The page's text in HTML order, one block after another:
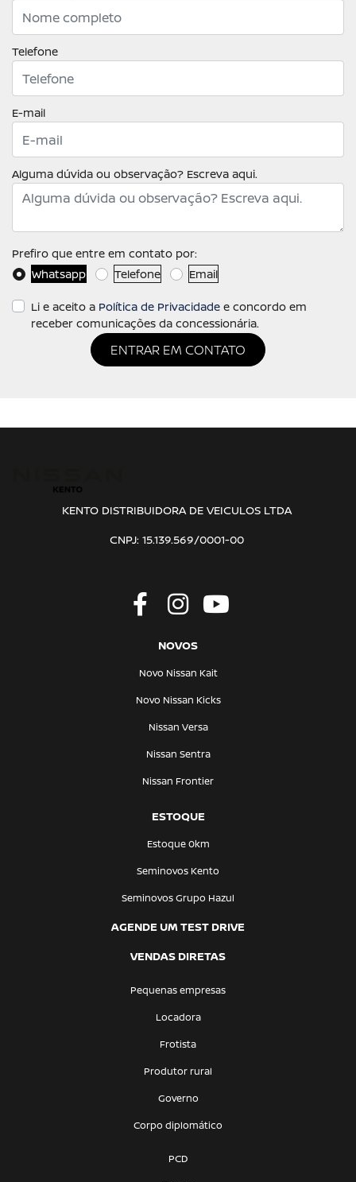
Telefone
E-mail
Alguma dúvida ou observação? Escreva aqui.
Prefiro que entre em contato por:
Whatsapp
Telefone Email
Li e aceito a Política de Privacidade e concordo em
receber comunicações da concessionária.
ENTRAR EM CONTATO
KENTO DISTRIBUIDORA DE VEICULOS LTDA
CNPJ: 15.139.569/0001-00
NOVOS
Novo Nissan Kait
Novo Nissan Kicks
Nissan Versa
Nissan Sentra
Nissan Frontier
ESTOQUE
Estoque 0km
Seminovos Kento
Seminovos Grupo Hazul
AGENDE UM TEST DRIVE
VENDAS DIRETAS
Pequenas empresas
Locadora
Frotista
Produtor rural
Governo
Corpo diplomático
PCD